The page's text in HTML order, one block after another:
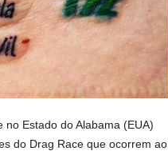
Estado do Alabama (EUA)
do Drag Race que ocorrem ao